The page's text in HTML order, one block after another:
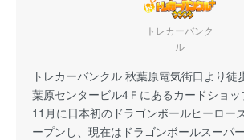
トレカーバンク
ル
トレカーバンクル 秋葉原電気街口より
葉原センタービル4Ｆにあるカードショ
11月に日本初のドラゴンボールヒーロー
ープンし、現在はドラゴンボールスーパ